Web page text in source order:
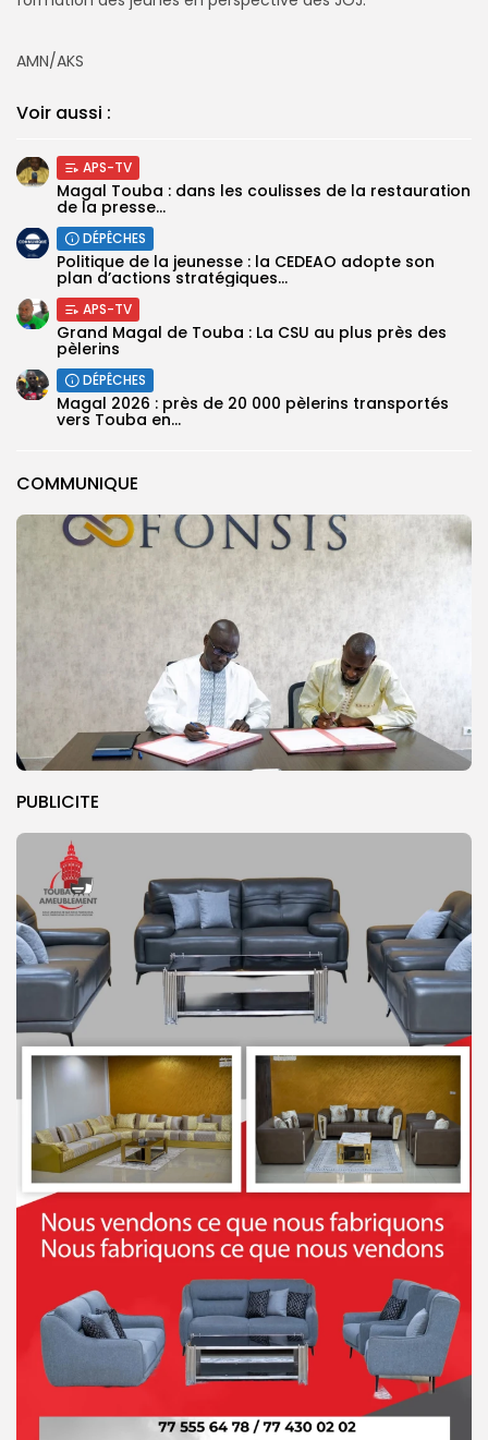
COMMUNIQUE
PUBLICITE
AMN/AKS
Voir aussi :
APS-TV
Magal Touba : dans les coulisses de la restauration
de la presse...
DÉPÊCHES
Politique de la jeunesse : la CEDEAO adopte son
plan d’actions stratégiques...
APS-TV
Grand Magal de Touba : La CSU au plus près des
pèlerins
DÉPÊCHES
Magal 2026 : près de 20 000 pèlerins transportés
vers Touba en...